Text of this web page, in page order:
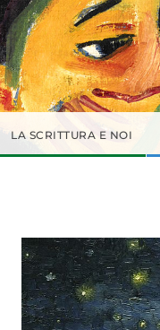
LA SCRITTURA E NOI